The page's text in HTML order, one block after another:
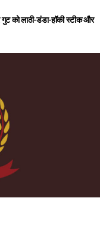
को लाठी-डंडा-हॉकी स्टीक और